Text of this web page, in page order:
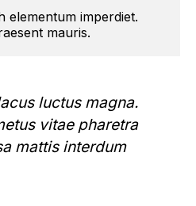
elementum imperdiet.
mauris.
luctus magna.
vitae pharetra
mattis interdum